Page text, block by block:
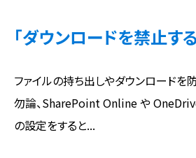
「ダウンロードを禁止す
ファイルの持ち出しやダウンロードを
勿論、SharePoint Online や
の設定をすると...